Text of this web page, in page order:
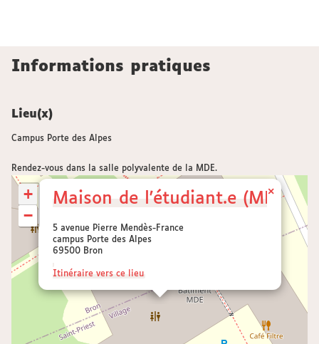
Informations pratiques
Lieu(x)
Campus Porte des Alpes
Rendez-vous dans la salle polyvalente de la MDE.
Maison de l'étudiant.e (MDE)
5 avenue Pierre Mendès-France
campus Porte des Alpes
69500 Bron
Itinéraire vers ce lieu
×
+
−